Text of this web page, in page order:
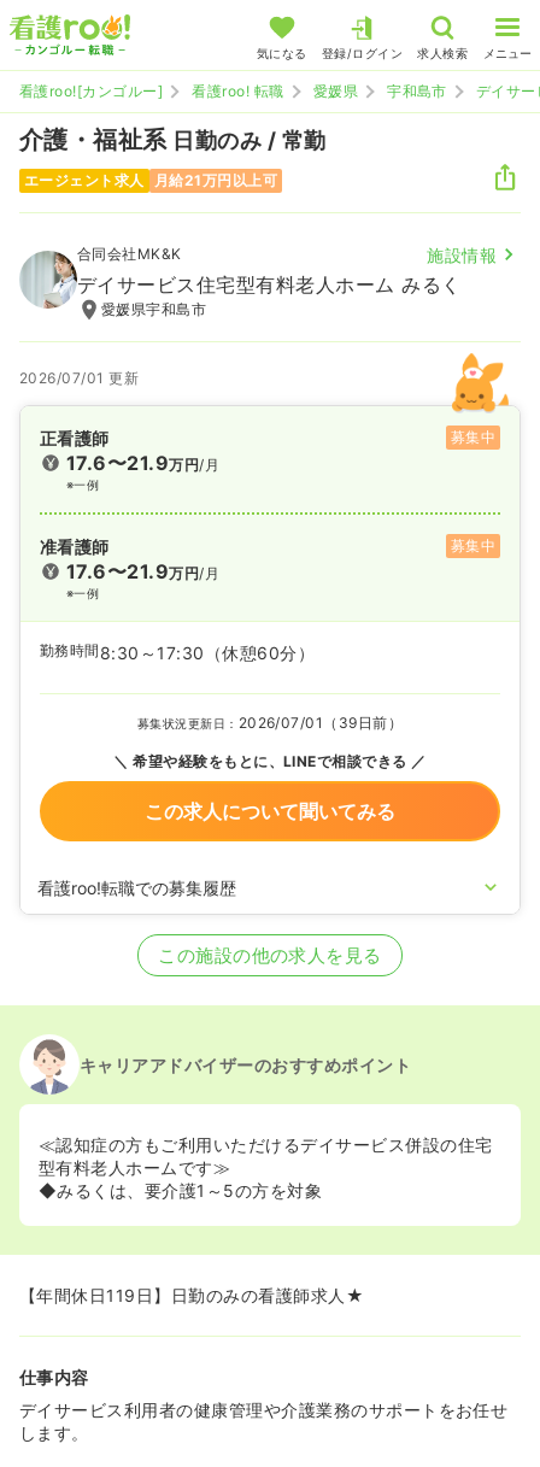
気になる 登録/ログイン 求人検索 メニュー
看護roo![カンゴルー] 看護roo! 転職 愛媛県 宇和島市 デイサ
介護・福祉系 日勤のみ / 常勤
エージェント求人 月給21万円以上可
合同会社MK&K 施設情報
デイサービス住宅型有料老人ホーム みるく
愛媛県宇和島市
2026/07/01 更新
正看護師 募集中
17.6〜21.9万円/月
※一例
准看護師 募集中
17.6〜21.9万円/月
※一例
勤務時間 8:30～17:30 （休憩60分）
募集状況更新日： 2026/07/01（39日前）
希望や経験をもとに、LINEで相談できる
この求人について聞いてみる
看護roo!転職での募集履歴
この施設の他の求人を見る
キャリアアドバイザーのおすすめポイント
≪認知症の方もご利用いただけるデイサービス併設の住宅
型有料老人ホームです≫
◆みるくは、要介護1～5の方を対象
【年間休日119日】日勤のみの看護師求人★
仕事内容
デイサービス利用者の健康管理や介護業務のサポートをお任せ
します。